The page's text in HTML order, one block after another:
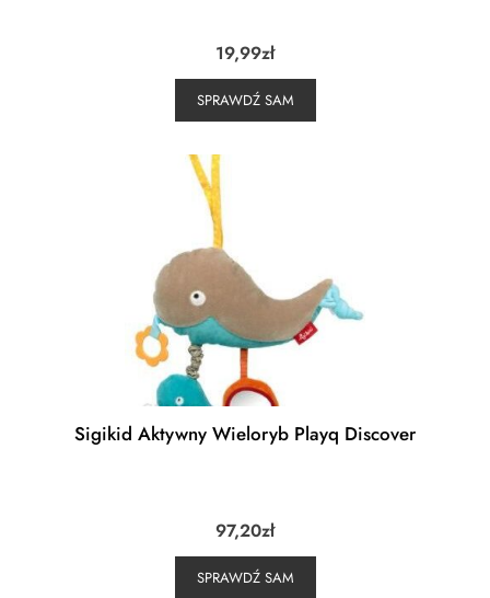
19,99zł
SPRAWDŹ SAM
Sigikid Aktywny Wieloryb Playq Discover
97,20zł
SPRAWDŹ SAM